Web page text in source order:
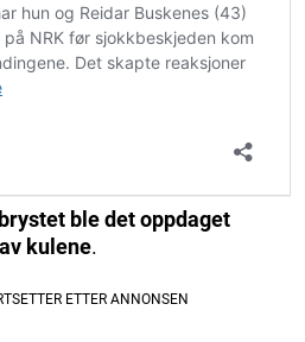
ble det oppdaget
kulene.